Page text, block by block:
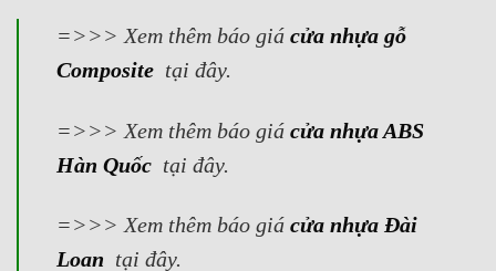
=>>> Xem thêm báo giá cửa nhựa gỗ
Composite tại đây.
=>>> Xem thêm báo giá cửa nhựa ABS
Hàn Quốctại đây.
=>>> Xem thêm báo giá cửa nhựa Đài
Loan tại đây.